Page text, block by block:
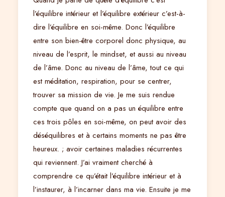
l’équilibre intérieur et l’équilibre extérieur c’est-à-
dire l’équilibre en soi-même. Donc l’équilibre
entre son bien-être corporel donc physique, au
niveau de l’esprit, le mindset, et aussi au niveau
de l’âme. Donc au niveau de l’âme, tout ce qui
est méditation, respiration, pour se centrer,
trouver sa mission de vie. Je me suis rendue
compte que quand on a pas un équilibre entre
ces trois pôles en soi-même, on peut avoir des
déséquilibres et à certains moments ne pas être
heureux. ; avoir certaines maladies récurrentes
qui reviennent. J’ai vraiment cherché à
comprendre ce qu’était l’équilibre intérieur et à
l’instaurer, à l’incarner dans ma vie. Ensuite je me